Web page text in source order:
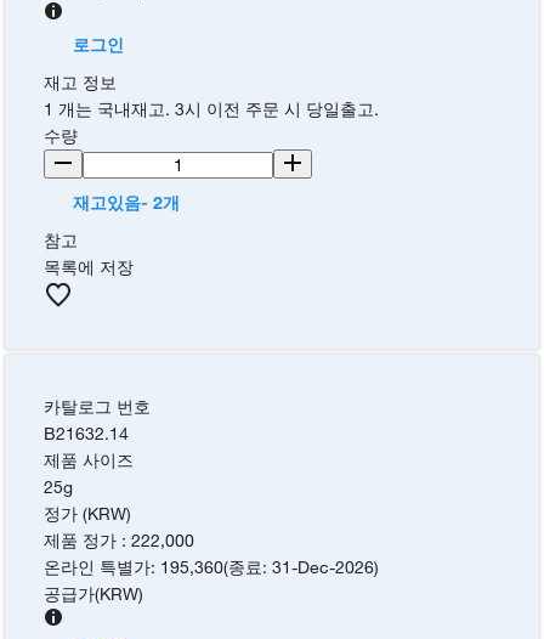
로그인
재고 정보
1 개는 국내재고. 3시 이전 주문 시 당일출고.
수량
재고있음- 2개
참고
목록에 저장
카탈로그 번호
B21632.14
제품 사이즈
25g
정가 (KRW)
제품 정가 :222,000
온라인 특별가: 195,360(종료:31-Dec-2026)
공급가(KRW)